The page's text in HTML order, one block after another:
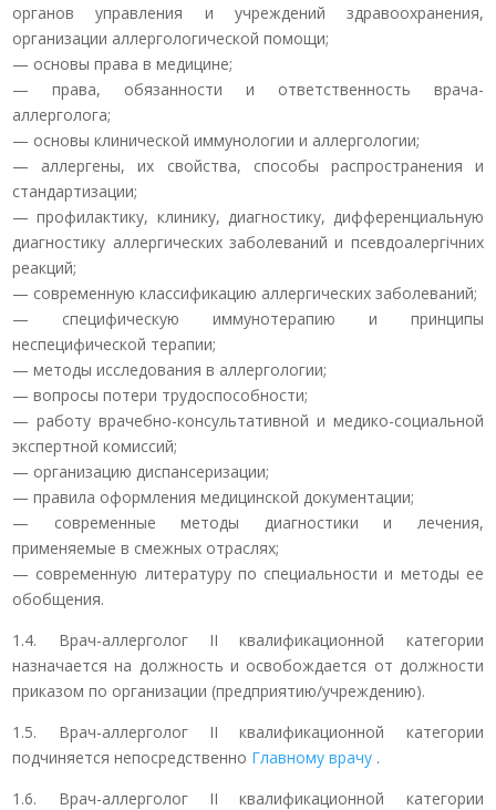
органов управления и учреждений здравоохранения,
организации аллергологической помощи;
— основы права в медицине;
— права, обязанности и ответственность врача-
аллерголога;
— основы клинической иммунологии и аллергологии;
— аллергены, их свойства, способы распространения и
стандартизации;
— профилактику, клинику, диагностику, дифференциальную
диагностику аллергических заболеваний и псевдоалергічних
реакций;
— современную классификацию аллергических заболеваний;
— специфическую иммунотерапию и принципы
неспецифической терапии;
— методы исследования в аллергологии;
— вопросы потери трудоспособности;
— работу врачебно-консультативной и медико-социальной
экспертной комиссий;
— организацию диспансеризации;
— правила оформления медицинской документации;
— современные методы диагностики и лечения,
применяемые в смежных отраслях;
— современную литературу по специальности и методы ее
обобщения.
1.4. Врач-аллерголог II квалификационной категории
назначается на должность и освобождается от должности
приказом по организации (предприятию/учреждению).
1.5. Врач-аллерголог II квалификационной категории
подчиняется непосредственно Главному врачу .
1.6. Врач-аллерголог II квалификационной категории